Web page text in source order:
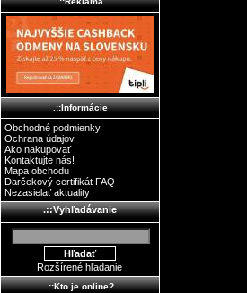
.::Informácie
Obchodné podmienky
Ochrana údajov
Ako nakupovať
Kontaktujte nás!
Mapa obchodu
Darčekový certifikát FAQ
Nezasielať aktuality
.::Vyhľadávanie
Rozšírené hľadanie
.::Kto je online?